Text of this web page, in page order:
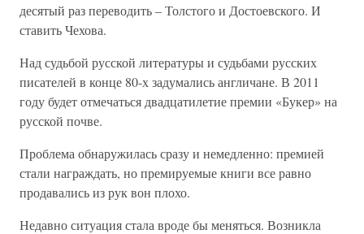
десятый раз переводить – Толстого и Достоевского. И
ставить Чехова.
Над судьбой русской литературы и судьбами русских
писателей в конце 80-х задумались англичане. В 2011
году будет отмечаться двадцатилетие премии «Букер» на
русской почве.
Проблема обнаружилась сразу и немедленно: премией
стали награждать, но премируемые книги все равно
продавались из рук вон плохо.
Недавно ситуация стала вроде бы меняться. Возникла